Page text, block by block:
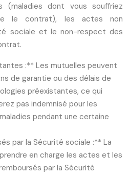
(maladies dont vous souffriez
le contrat), les actes non
sociale et le non-respect des
:** Les mutuelles peuvent
de garantie ou des délais de
préexistantes, ce qui
pas indemnisé pour les
pendant une certaine
par la Sécurité sociale :** La
en charge les actes et les
par la Sécurité